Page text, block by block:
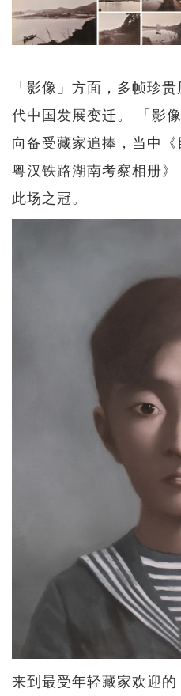
「影像」方面，多帧珍
代中国发展变迁。 「影
向备受藏家追捧，当中
粤汉铁路湖南考察相册
此场之冠。
来到最受年轻藏家欢迎